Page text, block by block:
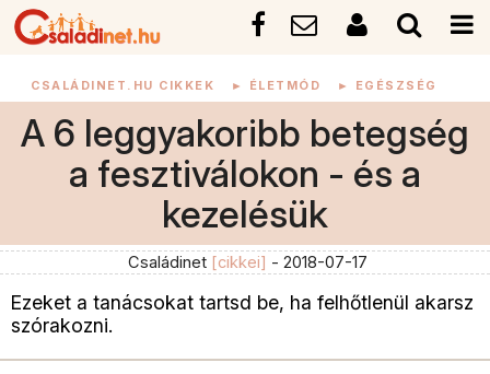
CSALÁDINET.HU CIKKEK ► ÉLETMÓD ► EGÉSZSÉG
A 6 leggyakoribb betegség
a fesztiválokon - és a
kezelésük
Családinet [cikkei] - 2018-07-17
Ezeket a tanácsokat tartsd be, ha felhőtlenül akarsz
szórakozni.